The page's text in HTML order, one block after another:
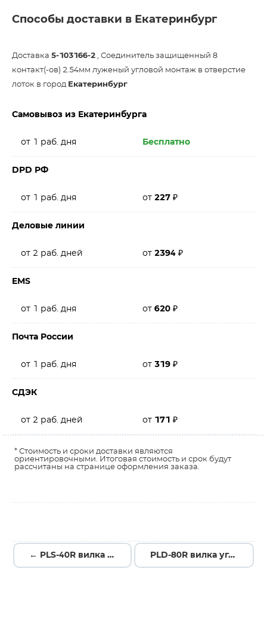
Способы доставки в Екатеринбург
Доставка 5-103166-2 , Соединитель защищенный 8
контакт(-ов) 2.54мм луженый угловой монтаж в отверстие
лоток в город Екатеринбург
Самовывоз из Екатеринбурга
от 1 раб. дня Бесплатно
DPD РФ
от 1 раб. дня от 227 ₽
Деловые линии
от 2 раб. дней от 2394 ₽
EMS
от 1 раб. дня от 620 ₽
Почта России
от 1 раб. дня от 319 ₽
СДЭК
от 2 раб. дней от 171 ₽
* Стоимость и сроки доставки являются
ориентировочными. Итоговая стоимость и срок будут
рассчитаны на странице оформления заказа.
← PLS-40R вилка угловая PLD-80R вилка угловая →